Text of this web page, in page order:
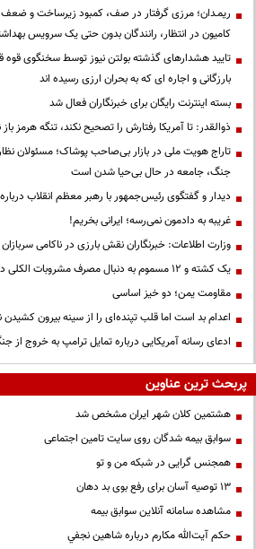
کامیون در انتظار، رانندگان بدون حتی یک سرویس
تایید هشدارهای گذشته بولتن نیوز توسط سخنگوی
بارزگانی و اجاره ای که به بحران ارزی رسیده اند
بسته اینترنت رایگان برای خبرنگاران فعال شد
ذوالقدر: تا آمریکا رفتارش را تصحیح نکند، تنگه هرمز
تاراج هویت ملی در بازار بی‌صاحب پوشاک؛ مسئولان
جنگ، جامعه در حال بی‌حیا شدن است
دیدار و گفتگوی رئیس‌جمهور با رهبر معظم انقلاب
غریبه به دادمون نمی‌رسه؛ ایرانی بخریم!
وزارت اطلاعات: خبرنگاران نقش بارزی در ناکامی
یک کشته و ۱۲ مسموم به دنبال مصرف مشروبات الکلی در نیشابور
مقاومت یمن؛ دو خیز اساسی
اعدام بد است اما قلب تپنده‌ای را از سینه بیرون کشیدن
ادعای رسانه آمریکایی درباره تمایل ترامپ به خروج
پربحث ترین عناوین
هشتمین کلان شهر ایران مشخص شد
سوابق بیمه شدگان روی سایت تامین اجتماعی
همجنس گرایی در شبکه من و تو
13 توصیه آسان برای رفع بوی بد دهان
مشاهده سامانه آنلاين سوابق بیمه
حكم آيت‌الله مكارم درباره شاهين نجفي